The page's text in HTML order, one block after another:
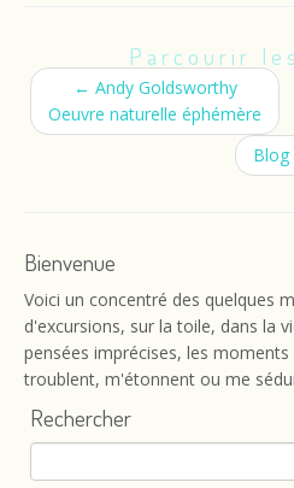
Parcourir
← Andy Goldsworthy
Oeuvre naturelle éphémère
Blog
Bienvenue
Voici un concentré des quelques
d'excursions, sur la toile, dans la
pensées imprécises, les
troublent, m'étonnent ou me
Rechercher